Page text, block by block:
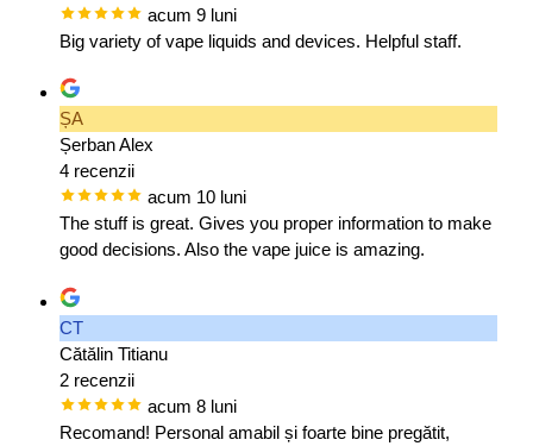
acum 9 luni
Big variety of vape liquids and devices. Helpful staff.
ȘA
Șerban Alex
4 recenzii
acum 10 luni
The stuff is great. Gives you proper information to make
good decisions. Also the vape juice is amazing.
CT
Cătălin Titianu
2 recenzii
acum 8 luni
Recomand! Personal amabil și foarte bine pregătit,